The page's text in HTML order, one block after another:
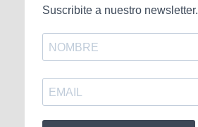
Suscribite a nuestro newsletter.